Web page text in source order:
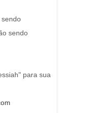
sendo
sendo
para sua